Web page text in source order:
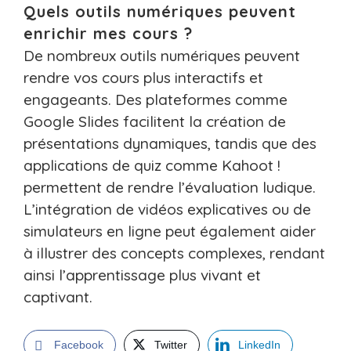
Quels outils numériques peuvent
enrichir mes cours ?
De nombreux outils numériques peuvent
rendre vos cours plus interactifs et
engageants. Des plateformes comme
Google Slides facilitent la création de
présentations dynamiques, tandis que des
applications de quiz comme Kahoot !
permettent de rendre l’évaluation ludique.
L’intégration de vidéos explicatives ou de
simulateurs en ligne peut également aider
à illustrer des concepts complexes, rendant
ainsi l’apprentissage plus vivant et
captivant.
Facebook Twitter LinkedIn